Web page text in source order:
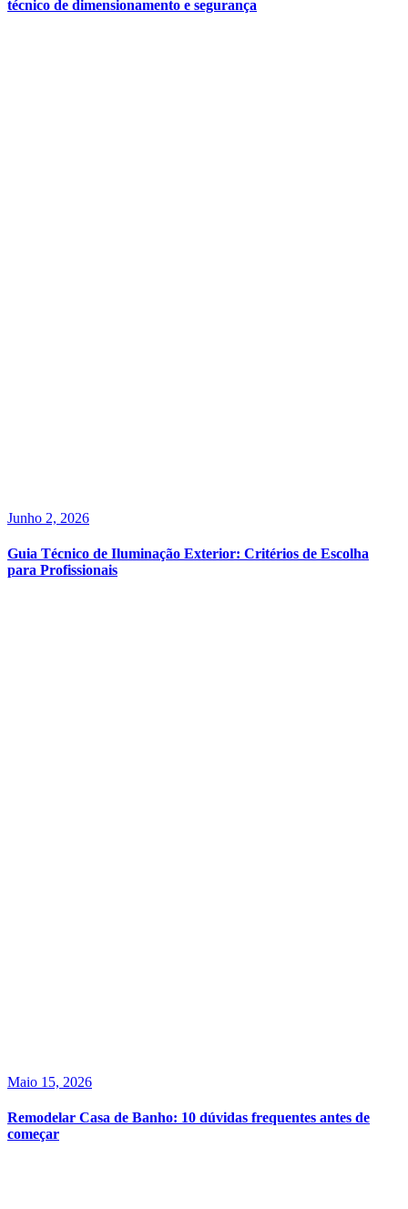
técnico de dimensionamento e segurança
Junho 2, 2026
Guia Técnico de Iluminação Exterior: Critérios de Escolha
para Profissionais
Maio 15, 2026
Remodelar Casa de Banho: 10 dúvidas frequentes antes de
começar